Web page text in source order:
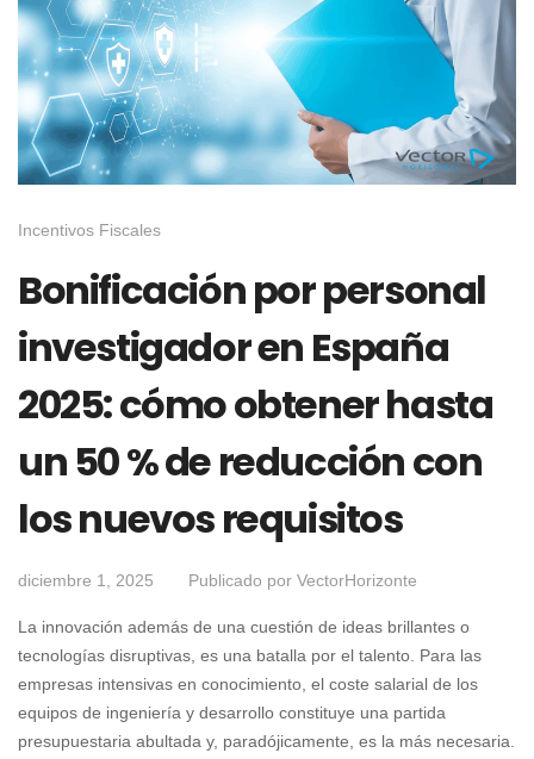
Incentivos Fiscales
Bonificación por personal
investigador en España
2025: cómo obtener hasta
un 50 % de reducción con
los nuevos requisitos
diciembre 1, 2025 Publicado por VectorHorizonte
La innovación además de una cuestión de ideas brillantes o
tecnologías disruptivas, es una batalla por el talento. Para las
empresas intensivas en conocimiento, el coste salarial de los
equipos de ingeniería y desarrollo constituye una partida
presupuestaria abultada y, paradójicamente, es la más necesaria.